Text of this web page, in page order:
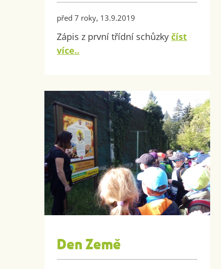
před 7 roky, 13.9.2019
Zápis z první třídní schůzkyčíst
více..
Den Země